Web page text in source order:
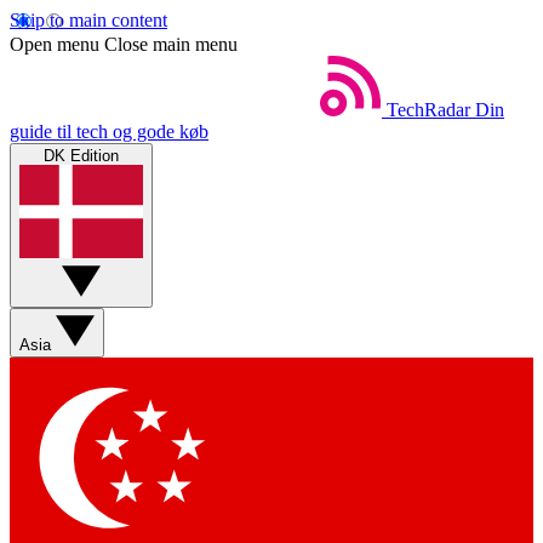
Skip to main content
Open menu Close main menu
TechRadar Din
guide til tech og gode køb
DK Edition
Asia